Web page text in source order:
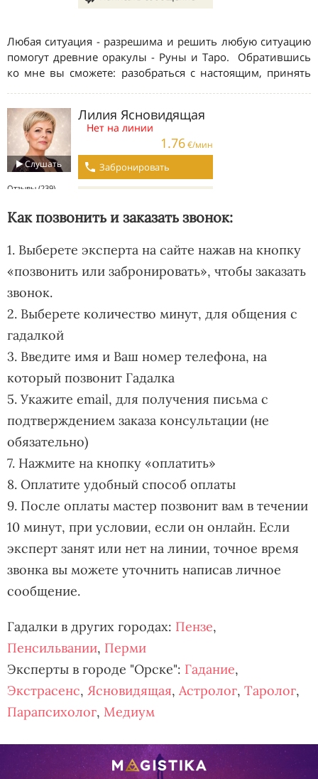
Как позвонить и заказать звонок:
1. Выберете эксперта на сайте нажав на кнопку
«позвонить или забронировать», чтобы заказать
звонок.
2. Выберете количество минут, для общения с
гадалкой
3. Введите имя и Ваш номер телефона, на
который позвонит Гадалка
5. Укажите email, для получения письма с
подтверждением заказа консультации (не
обязательно)
7. Нажмите на кнопку «оплатить»
8. Оплатите удобный способ оплаты
9. После оплаты мастер позвонит вам в течении
10 минут, при условии, если он онлайн. Если
эксперт занят или нет на линии, точное время
звонка вы можете уточнить написав личное
сообщение.
Гадалки в других городах: Пензе,
Пенсильвании, Перми
Эксперты в городе "Орске": Гадание,
Экстрасенс, Ясновидящая, Астролог, Таролог,
Парапсихолог, Медиум